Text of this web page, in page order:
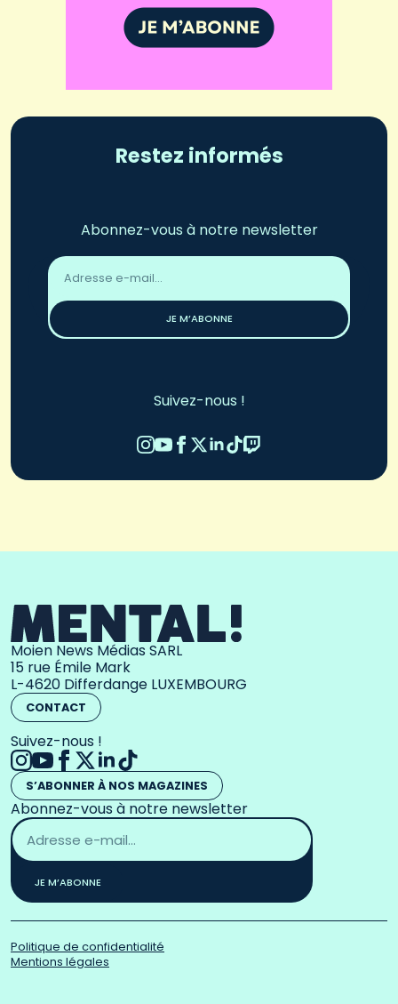
Restez informés
Abonnez-vous à notre newsletter
Adresse
email
JE M’ABONNE
Suivez-nous !
Moien News Médias SARL
15 rue Émile Mark
L-4620 Differdange LUXEMBOURG
CONTACT
Suivez-nous !
S’ABONNER À NOS MAGAZINES
Abonnez-vous à notre newsletter
Adresse
email
*
JE M’ABONNE
Politique de confidentialité
Mentions légales